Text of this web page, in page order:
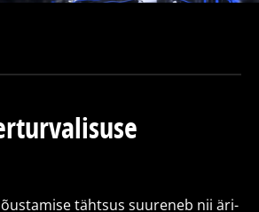
tähtsus suureneb nii äri-